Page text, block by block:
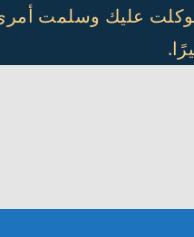
توكلت عليك وسلمت